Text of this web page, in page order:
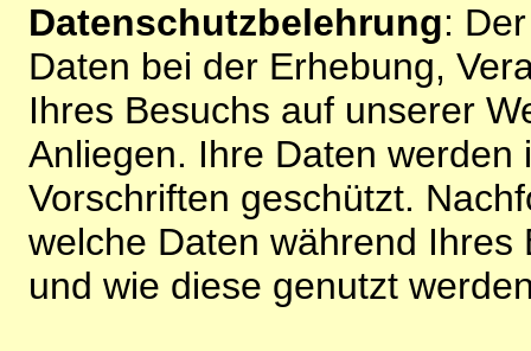
Datenschutzbelehrung:
Daten bei der Erhebung,
Ihres Besuchs auf unserer
Anliegen. Ihre Daten
Vorschriften geschützt.
welche Daten während
und wie diese genutzt